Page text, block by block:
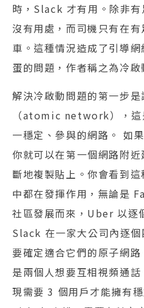
時，Slack 才有用。除非
沒有用處，而司機只有在
車。這種情況造成了引導
蛋的問題，作者稱之為冷啟
解決冷啟動問題的第一步
（atomic network），這
一穩定、參與的網路。 如
你就可以在第一個網路附
斷地複製貼上。你會看到
中都在發揮作用，無論是
社區發展而來，Uber 以逐
Slack 在一家大公司內逐
要確定適合它們的原子網
是兩個人想要互相視頻通
現需要 3 個用戶才能擁有